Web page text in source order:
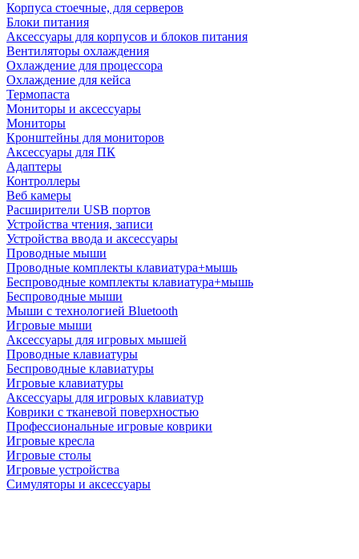
Корпуса стоечные, для серверов
Блоки питания
Аксессуары для корпусов и блоков питания
Вентиляторы охлаждения
Охлаждение для процессора
Охлаждение для кейса
Термопаста
Мониторы и аксессуары
Мониторы
Кронштейны для мониторов
Аксессуары для ПК
Адаптеры
Контроллеры
Веб камеры
Расширители USB портов
Устройства чтения, записи
Устройства ввода и аксессуары
Проводные мыши
Проводные комплекты клавиатура+мышь
Беспроводные комплекты клавиатура+мышь
Беспроводные мыши
Мыши с технологией Bluetooth
Игровые мыши
Аксессуары для игровых мышей
Проводные клавиатуры
Беспроводные клавиатуры
Игровые клавиатуры
Аксессуары для игровых клавиатур
Коврики с тканевой поверхностью
Профессиональные игровые коврики
Игровые кресла
Игровые столы
Игровые устройства
Симуляторы и аксессуары